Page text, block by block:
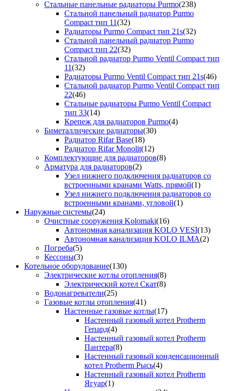
Стальные панельные радиаторы Purmo(238)
Стальной панельный радиатор Purmo
Compact тип 11(32)
Радиаторы Purmo Compact тип 21s(32)
Стальной панельный радиатор Purmo
Compact тип 22(32)
Стальной радиатор Purmo Ventil Compact тип
11(32)
Радиаторы Purmo Ventil Compact тип 21s(46)
Стальной радиатор Purmo Ventil Compact тип
22(46)
Стальные радиаторы Purmo Ventil Compact
тип 33(14)
Крепеж для радиаторов Purmo(4)
Биметаллические радиаторы(30)
Радиатор Rifar Base(18)
Радиатор Rifar Monolit(12)
Комплектующие для радиаторов(8)
Арматура для радиаторов(2)
Узел нижнего подключения радиаторов со
встроенными кранами Watts, прямой(1)
Узел нижнего подключения радиаторов со
встроенными кранами, угловой(1)
Наружные системы(24)
Очистные сооружения Kolomaki(16)
Автономная канализация KOLO VESI(13)
Автономная канализация KOLO ILMA(2)
Погреба(5)
Кессоны(3)
Котельное оборудование(130)
Электрические котлы отопления(8)
Электрический котел Скат(8)
Водонагреватели(25)
Газовые котлы отопления(41)
Настенные газовые котлы(17)
Настенный газовый котел Protherm
Гепард(4)
Настенный газовый котел Protherm
Пантера(8)
Настенный газовый конденсационный
котел Protherm Рысь(4)
Настенный газовый котел Protherm
Ягуар(1)